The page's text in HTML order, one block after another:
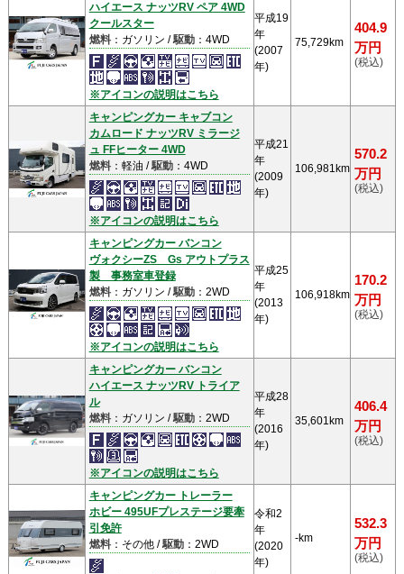
ハイエース ナッツRV ペア 4WD
クールスター
燃料：ガソリン /駆動：4WD
※アイコンの説明はこちら
平成19
年
(2007
年)
75,729km
404.9
万円
(税込)
キャンピングカー キャブコン
カムロード ナッツRV ミラージ
ュ FFヒーター 4WD
燃料：軽油 /駆動：4WD
※アイコンの説明はこちら
平成21
年
(2009
年)
106,981km
570.2
万円
(税込)
キャンピングカー バンコン
ヴォクシーZS Gs アウトプラス
製 事務室車登録
燃料：ガソリン /駆動：2WD
※アイコンの説明はこちら
平成25
年
(2013
年)
106,918km
170.2
万円
(税込)
キャンピングカー バンコン
ハイエース ナッツRV トライア
ル
燃料：ガソリン /駆動：2WD
※アイコンの説明はこちら
平成28
年
(2016
年)
35,601km
406.4
万円
(税込)
キャンピングカー トレーラー
ホビー 495UFプレステージ要牽
引免許
燃料：その他 /駆動：2WD
令和2
年
(2020
年)
-km
532.3
万円
(税込)